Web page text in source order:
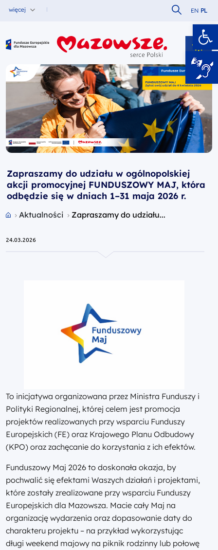
więcej Szukaj w
EN PL
Fundusze Europejskie dla Mazowsza
Zapraszamy do udziału w ogólnopolskiej
akcji promocyjnej FUNDUSZOWY MAJ, która
odbędzie się w dniach 1–31 maja 2026 r.
Przejdź do strony głównej portalu
Aktualności Zapraszamy do udziału...
24.03.2026
To inicjatywa organizowana przez Ministra Funduszy i
Polityki Regionalnej, której celem jest promocja
projektów realizowanych przy wsparciu Funduszy
Europejskich (FE) oraz Krajowego Planu Odbudowy
(KPO) oraz zachęcanie do korzystania z ich efektów.
Funduszowy Maj 2026 to doskonała okazja, by
pochwalić się efektami Waszych działań i projektami,
które zostały zrealizowane przy wsparciu Funduszy
Europejskich dla Mazowsza. Macie cały Maj na
organizację wydarzenia oraz dopasowanie daty do
charakteru projektu – na przykład wykorzystując
długi weekend majowy na piknik rodzinny lub połowę